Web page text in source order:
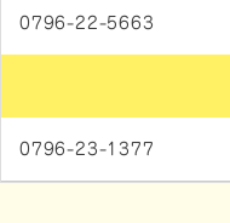
0796-22-5663
0796-23-1377